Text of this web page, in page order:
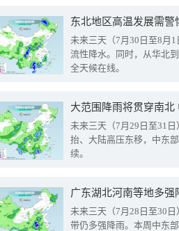
东北地区高温发展需
未来三天（7月30日至8月
流性降水。同时，从华北
全天候在线。
大范围降雨将贯穿南
未来三天（7月29日至31
抬、大陆高压东移，中东
续。
广东湖北河南等地多
未来三天（7月28日至30
带仍多强降雨。本周中东